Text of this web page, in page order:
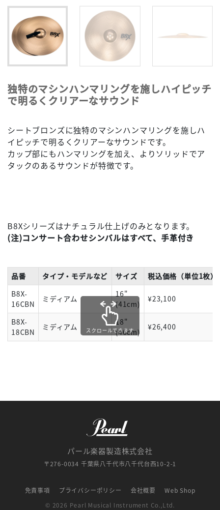
独特のマシンハンマリングを施しハイピッチ
で明るくクリアーなサウンド
シートブロンズに独特のマシンハンマリングを施しハ
イピッチで明るくクリアーなサウンドです。
カップ部にもハンマリングを加え、よりソリッドでア
タックのあるサウンドが特徴です。
B8Xシリーズはナチュラル仕上げのみとなります。
(注)コンサート合わせシンバルはすべて、手革付き
品番 タイプ・モデルなど サイズ
税込価格（単位1枚）
B8X-
16CBN
ミディアム
16"
(41cm)
¥23,100
B8X-
18CBN
ミディアム
18"
(46cm)
¥26,400
スクロールできます
パール楽器製造株式会社
〒276-0034 千葉県八千代市八千代台西10-2-1
免責事項 プライバシーポリシー 会社概要
Web Shop
© 2026 Pearl Musical Instrument Co.,Ltd.